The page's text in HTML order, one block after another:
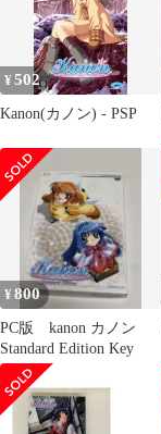
¥502
Kanon(カノン) - PSP
¥800
PC版 kanon カノン
Standard Edition Key